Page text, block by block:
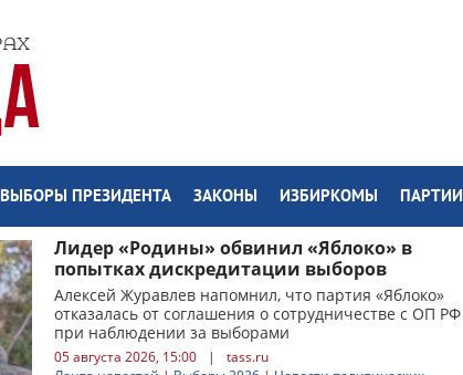
ВЫБОРЫ ПРЕЗИДЕНТА ЗАКОНЫ ИЗБИРКОМЫ ПАРТИИ
Лидер «Родины» обвинил «Яблоко» в
попытках дискредитации выборов
Алексей Журавлев напомнил, что партия «Яблоко»
отказалась от соглашения о сотрудничестве с ОП РФ
при наблюдении за выборами
05 августа 2026, 15:00 |
tass.ru